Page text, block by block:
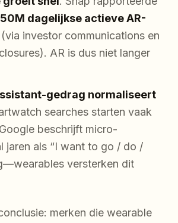
dagelijkse actieve AR-
(via investor communications en
AR is dus niet langer
gedrag normaliseert
searches starten vaak
beschrijft micro-
jaren als “I want to go / do /
versterken dit
merken die wearable